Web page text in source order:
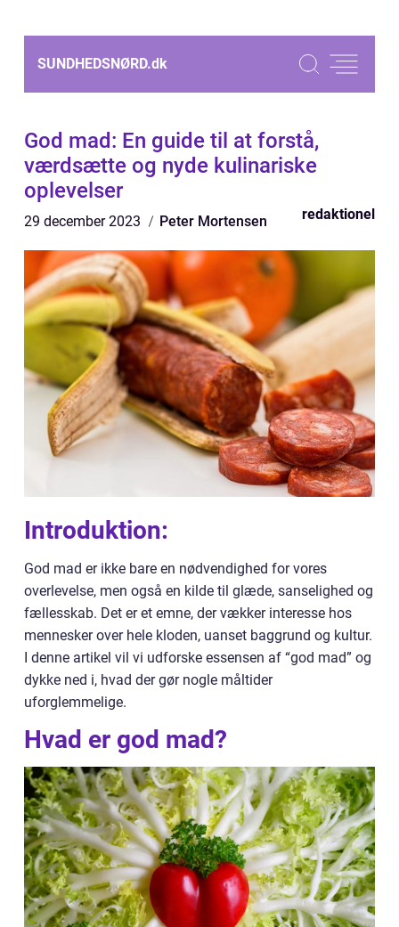
SUNDHEDSNØRD.dk
God mad: En guide til at forstå,
værdsætte og nyde kulinariske
oplevelser
29 december 2023 Peter Mortensen redaktionel
Introduktion:
God mad er ikke bare en nødvendighed for vores
overlevelse, men også en kilde til glæde, sanselighed og
fællesskab. Det er et emne, der vækker interesse hos
mennesker over hele kloden, uanset baggrund og kultur.
I denne artikel vil vi udforske essensen af “god mad” og
dykke ned i, hvad der gør nogle måltider
uforglemmelige.
Hvad er god mad?